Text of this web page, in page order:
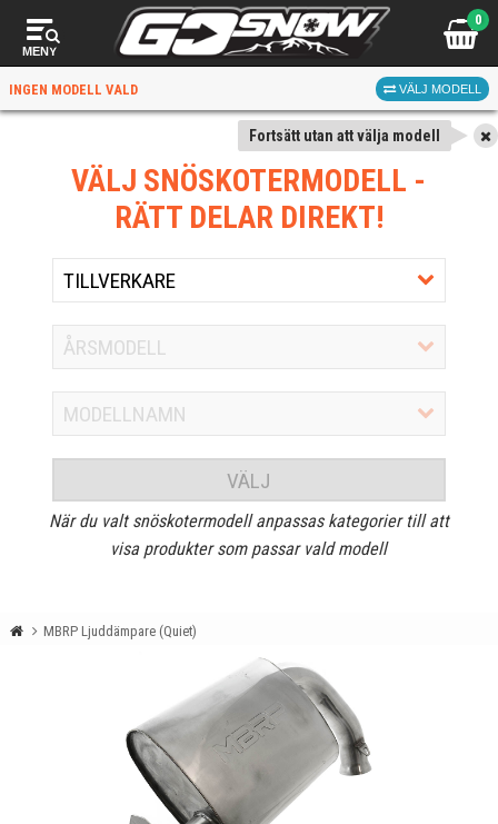
MENY
0
INGEN MODELL VALD VÄLJ MODELL
Fortsätt utan att välja modell
VÄLJ SNÖSKOTERMODELL -
RÄTT DELAR DIREKT!
VÄLJ
När du valt snöskotermodell anpassas kategorier till att
visa produkter som passar vald modell
MBRP Ljuddämpare (Quiet)